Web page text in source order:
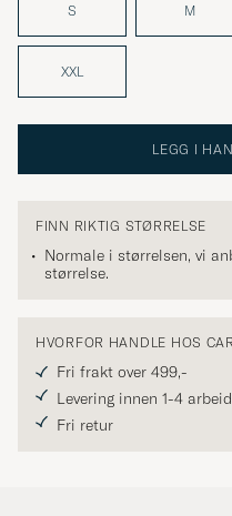
S M
XXL
LEGG I
FINN RIKTIG STØRRELSE
Normale i størrelsen, vi
størrelse.
HVORFOR HANDLE HOS
Fri frakt over 499,-
Levering innen 1-4
Fri retur